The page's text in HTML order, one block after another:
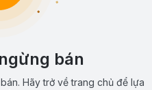
bán
Hãy trở về trang chủ để lựa